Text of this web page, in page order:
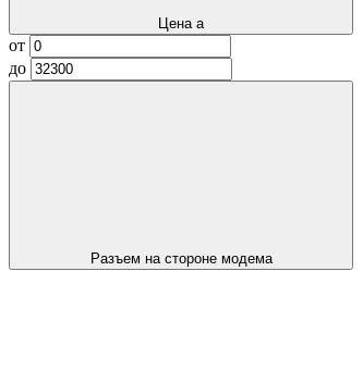
Цена a
от
до
Разъем на стороне модема